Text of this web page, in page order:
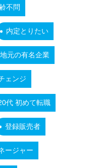
不問
内定とりたい
地元の有名企業
ェンジ
代 初めて転職
登録販売者
ージャー